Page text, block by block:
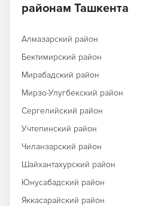
районам Ташкента
Алмазарский район
Бектимирский район
Мирабадский район
Мирзо-Улугбекский район
Сергелийский район
Учтепинский район
Чиланзарский район
Шайхантахурский район
Юнусабадский район
Яккасарайский район